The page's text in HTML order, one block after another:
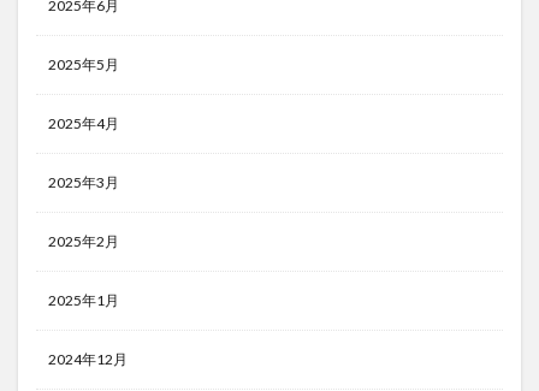
2025年6月
2025年5月
2025年4月
2025年3月
2025年2月
2025年1月
2024年12月